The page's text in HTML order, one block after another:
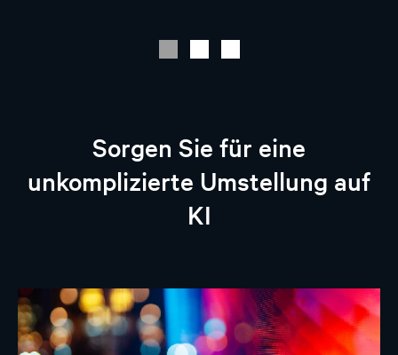
Sorgen Sie für eine
unkomplizierte Umstellung auf
KI